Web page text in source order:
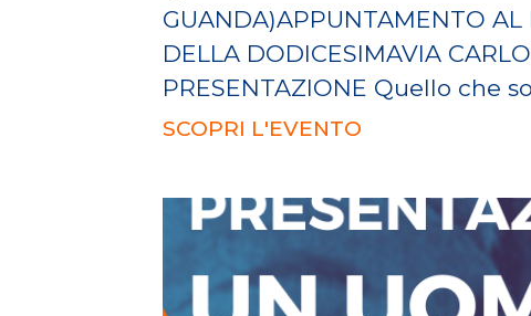
GUANDA)APPUNTAMENTO AL
DELLA DODICESIMAVIA
PRESENTAZIONE Quello che so
SCOPRI L'EVENTO